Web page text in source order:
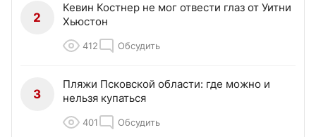
2
Кевин Костнер не мог отвести глаз от Уитни
Хьюстон
412 Обсудить
3
Пляжи Псковской области: где можно и
нельзя купаться
401 Обсудить